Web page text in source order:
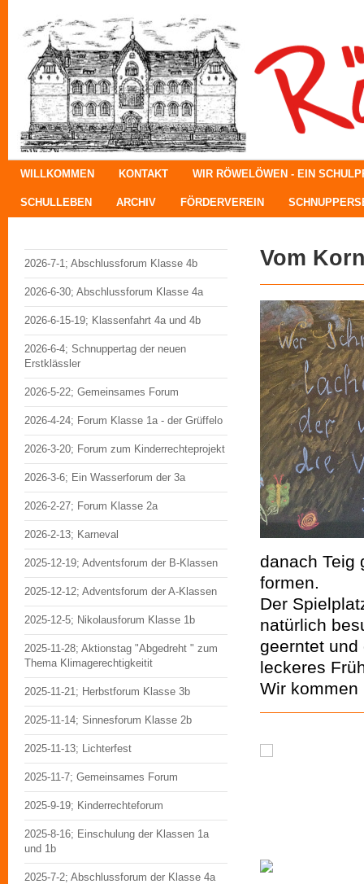
WILLKOMMEN KONTAKT WIR RÖWELÖWEN - EIN
SCHULLEBEN ARCHIV FÖRDERVEREIN
2026-7-1; Abschlussforum Klasse 4b
2026-6-30; Abschlussforum Klasse 4a
2026-6-15-19; Klassenfahrt 4a und 4b
2026-6-4; Schnuppertag der neuen
Erstklässler
2026-5-22; Gemeinsames Forum
2026-4-24; Forum Klasse 1a - der Grüffelo
2026-3-20; Forum zum Kinderrechteprojekt
2026-3-6; Ein Wasserforum der 3a
2026-2-27; Forum Klasse 2a
2026-2-13; Karneval
2025-12-19; Adventsforum der B-Klassen
2025-12-12; Adventsforum der A-Klassen
2025-12-5; Nikolausforum Klasse 1b
2025-11-28; Aktionstag "Abgedreht " zum
Thema Klimagerechtigkeitit
2025-11-21; Herbstforum Klasse 3b
2025-11-14; Sinnesforum Klasse 2b
2025-11-13; Lichterfest
2025-11-7; Gemeinsames Forum
2025-9-19; Kinderrechteforum
2025-8-16; Einschulung der Klassen 1a
und 1b
2025-7-2; Abschlussforum der Klasse 4a
Vom
danach Teig
formen.
Der
natürlich
geerntet und
leckeres
Wir kommen